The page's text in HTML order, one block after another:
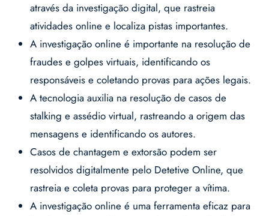
através da investigação digital, que rastreia
atividades online e localiza pistas importantes.
A investigação online é importante na resolução de
fraudes e golpes virtuais, identificando os
responsáveis e coletando provas para ações legais.
A tecnologia auxilia na resolução de casos de
stalking e assédio virtual, rastreando a origem das
mensagens e identificando os autores.
Casos de chantagem e extorsão podem ser
resolvidos digitalmente pelo Detetive Online, que
rastreia e coleta provas para proteger a vítima.
A investigação online é uma ferramenta eficaz para